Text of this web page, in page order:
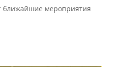
ближайшие мероприятия